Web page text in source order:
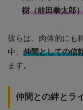
樹（前田拳太郎
彼らは、肉体的にも
中、 仲間としての信
ます。
仲間との絆とラ